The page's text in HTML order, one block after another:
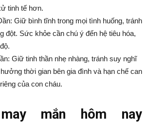
tinh tế hơn.
Giữ bình tĩnh trong mọi tình huống, tránh
đột. Sức khỏe cần chú ý đến hệ tiêu hóa,
Giữ tinh thần nhẹ nhàng, tránh suy nghĩ
thời gian bên gia đình và hạn chế can
của con cháu.
mắn hôm nay